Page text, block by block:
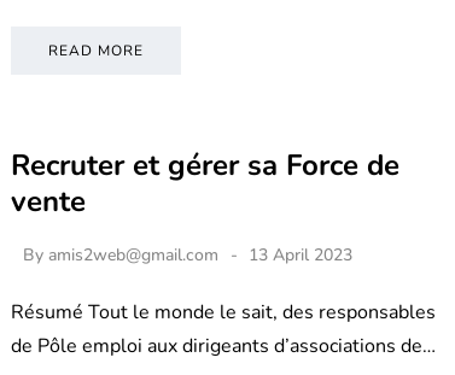
READ MORE
Recruter et gérer sa Force de
vente
By amis2web@gmail.com 13 April 2023
Résumé Tout le monde le sait, des responsables
de Pôle emploi aux dirigeants d’associations de…